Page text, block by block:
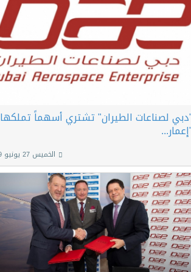
لصناعات الطيران" تشتري أسهماً تملكها
الخميس 27 يونيو 2019